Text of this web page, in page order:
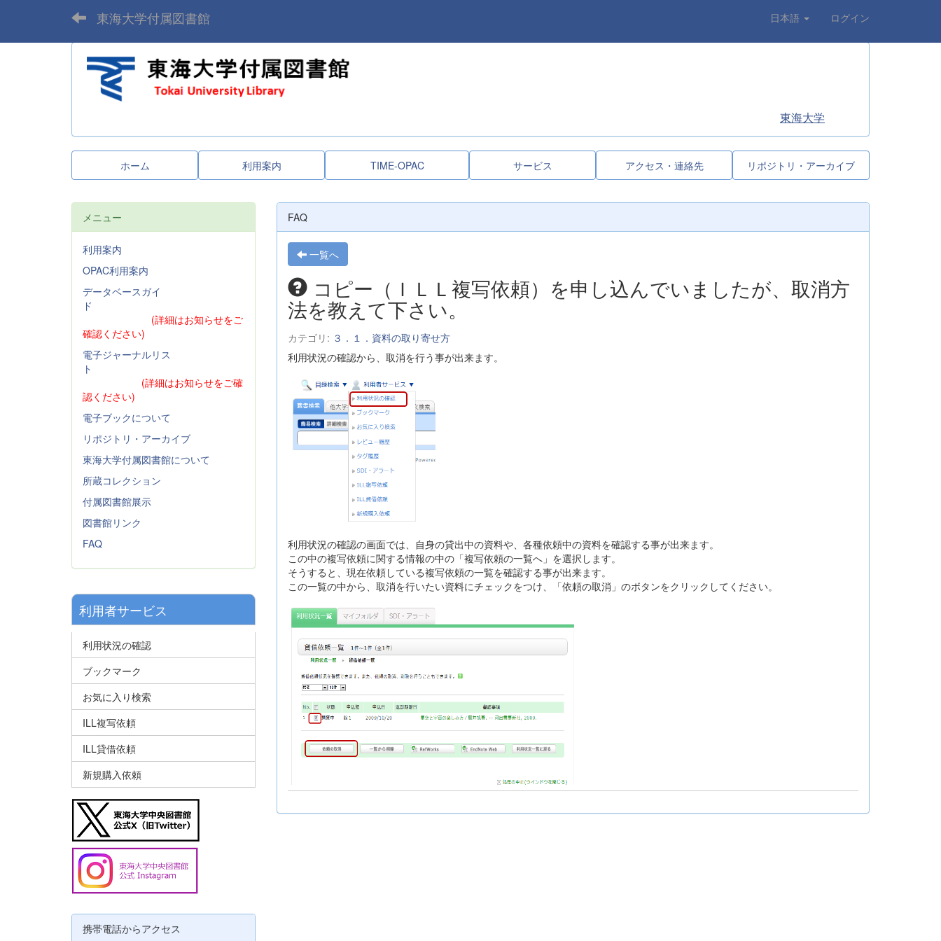
東海大学付属図書館 日本語 ログイン
東海大学
ホーム 利用案内 TIME-OPAC サービス アクセス・連絡先 リポジトリ・アーカイブ
FAQ
一覧へ
コピー（ＩＬＬ複写依頼）を申し込んでいましたが、取消方
法を教えて下さい。
カテゴリ: ３．１．資料の取り寄せ方
利用状況の確認から、取消を行う事が出来ます。
利用状況の確認の画面では、自身の貸出中の資料や、各種依頼中の資料を確認する事が出来ます。
この中の複写依頼に関する情報の中の「複写依頼の一覧へ」を選択します。
そうすると、現在依頼している複写依頼の一覧を確認する事が出来ます。
この一覧の中から、取消を行いたい資料にチェックをつけ、「依頼の取消」のボタンをクリックしてください。
メニュー
利用案内
OPAC利用案内
データベースガイ
ド
(詳細はお知らせをご
確認ください)
電子ジャーナルリス
ト
(詳細はお知らせをご確
認ください)
電子ブックについて
リポジトリ・アーカイブ
東海大学付属図書館について
所蔵コレクション
付属図書館展示
図書館リンク
FAQ
利用者サービス
利用状況の確認
ブックマーク
お気に入り検索
ILL複写依頼
ILL貸借依頼
新規購入依頼
携帯電話からアクセス